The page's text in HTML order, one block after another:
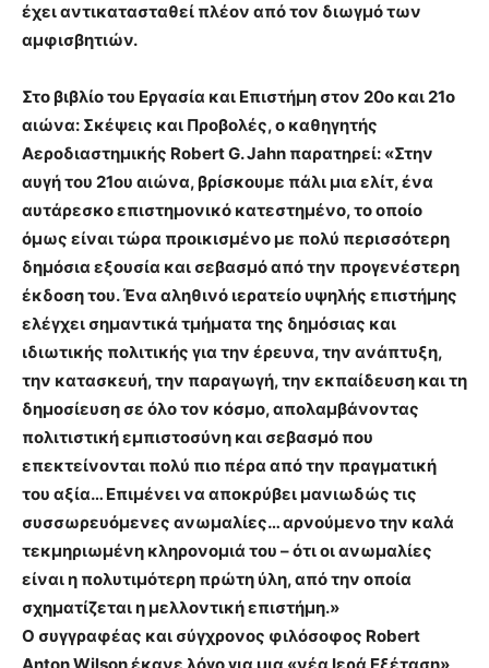
έχει αντικατασταθεί πλέον από τον διωγμό των
αμφισβητιών.
Στο βιβλίο του Εργασία και Επιστήμη στον 20ο και 21ο
αιώνα: Σκέψεις και Προβολές, ο καθηγητής
Αεροδιαστημικής Robert G. Jahn παρατηρεί: «Στην
αυγή του 21ου αιώνα, βρίσκουμε πάλι μια ελίτ, ένα
αυτάρεσκο επιστημονικό κατεστημένο, το οποίο
όμως είναι τώρα προικισμένο με πολύ περισσότερη
δημόσια εξουσία και σεβασμό από την προγενέστερη
έκδοση του. Ένα αληθινό ιερατείο υψηλής επιστήμης
ελέγχει σημαντικά τμήματα της δημόσιας και
ιδιωτικής πολιτικής για την έρευνα, την ανάπτυξη,
την κατασκευή, την παραγωγή, την εκπαίδευση και τη
δημοσίευση σε όλο τον κόσμο, απολαμβάνοντας
πολιτιστική εμπιστοσύνη και σεβασμό που
επεκτείνονται πολύ πιο πέρα από την πραγματική
του αξία… Επιμένει να αποκρύβει μανιωδώς τις
συσσωρευόμενες ανωμαλίες… αρνούμενο την καλά
τεκμηριωμένη κληρονομιά του – ότι οι ανωμαλίες
είναι η πολυτιμότερη πρώτη ύλη, από την οποία
σχηματίζεται η μελλοντική επιστήμη.»
Ο συγγραφέας και σύγχρονος φιλόσοφος Robert